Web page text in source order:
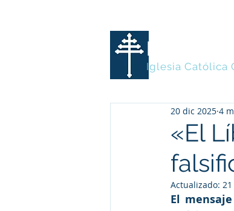
Iglesia Católica
«El
20 dic 2025 4
Actualizado:
El